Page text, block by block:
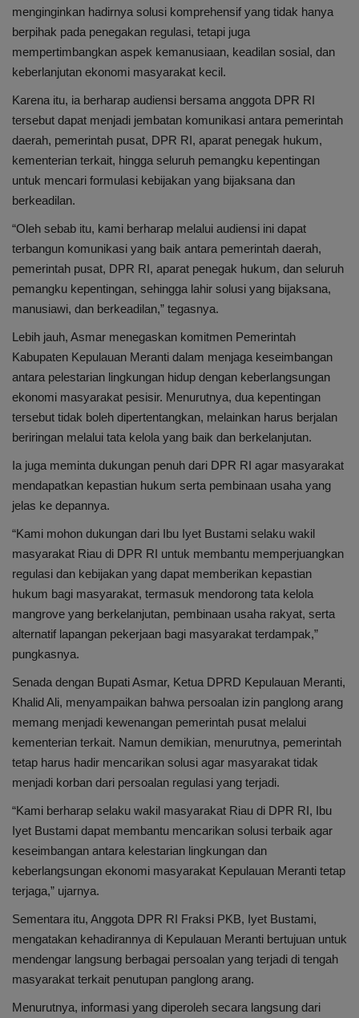
menginginkan hadirnya solusi komprehensif yang tidak hanya
berpihak pada penegakan regulasi, tetapi juga
mempertimbangkan aspek kemanusiaan, keadilan sosial, dan
keberlanjutan ekonomi masyarakat kecil.
Karena itu, ia berharap audiensi bersama anggota DPR RI
tersebut dapat menjadi jembatan komunikasi antara pemerintah
daerah, pemerintah pusat, DPR RI, aparat penegak hukum,
kementerian terkait, hingga seluruh pemangku kepentingan
untuk mencari formulasi kebijakan yang bijaksana dan
berkeadilan.
“Oleh sebab itu, kami berharap melalui audiensi ini dapat
terbangun komunikasi yang baik antara pemerintah daerah,
pemerintah pusat, DPR RI, aparat penegak hukum, dan seluruh
pemangku kepentingan, sehingga lahir solusi yang bijaksana,
manusiawi, dan berkeadilan,” tegasnya.
Lebih jauh, Asmar menegaskan komitmen Pemerintah
Kabupaten Kepulauan Meranti dalam menjaga keseimbangan
antara pelestarian lingkungan hidup dengan keberlangsungan
ekonomi masyarakat pesisir. Menurutnya, dua kepentingan
tersebut tidak boleh dipertentangkan, melainkan harus berjalan
beriringan melalui tata kelola yang baik dan berkelanjutan.
Ia juga meminta dukungan penuh dari DPR RI agar masyarakat
mendapatkan kepastian hukum serta pembinaan usaha yang
jelas ke depannya.
“Kami mohon dukungan dari Ibu Iyet Bustami selaku wakil
masyarakat Riau di DPR RI untuk membantu memperjuangkan
regulasi dan kebijakan yang dapat memberikan kepastian
hukum bagi masyarakat, termasuk mendorong tata kelola
mangrove yang berkelanjutan, pembinaan usaha rakyat, serta
alternatif lapangan pekerjaan bagi masyarakat terdampak,”
pungkasnya.
Senada dengan Bupati Asmar, Ketua DPRD Kepulauan Meranti,
Khalid Ali, menyampaikan bahwa persoalan izin panglong arang
memang menjadi kewenangan pemerintah pusat melalui
kementerian terkait. Namun demikian, menurutnya, pemerintah
tetap harus hadir mencarikan solusi agar masyarakat tidak
menjadi korban dari persoalan regulasi yang terjadi.
“Kami berharap selaku wakil masyarakat Riau di DPR RI, Ibu
Iyet Bustami dapat membantu mencarikan solusi terbaik agar
keseimbangan antara kelestarian lingkungan dan
keberlangsungan ekonomi masyarakat Kepulauan Meranti tetap
terjaga,” ujarnya.
Sementara itu, Anggota DPR RI Fraksi PKB, Iyet Bustami,
mengatakan kehadirannya di Kepulauan Meranti bertujuan untuk
mendengar langsung berbagai persoalan yang terjadi di tengah
masyarakat terkait penutupan panglong arang.
Menurutnya, informasi yang diperoleh secara langsung dari